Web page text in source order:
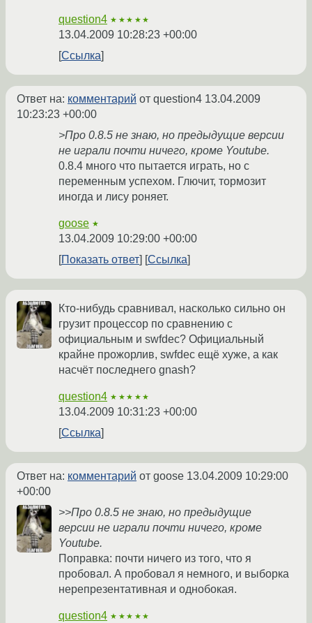
question4 ★★★★★
13.04.2009 10:28:23 +00:00
Ссылка
Ответ на: комментарий от question4 13.04.2009
10:23:23 +00:00
>Про 0.8.5 не знаю, но предыдущие версии
не играли почти ничего, кроме Youtube.
0.8.4 много что пытается играть, но с
переменным успехом. Глючит, тормозит
иногда и лису роняет.
goose ★
13.04.2009 10:29:00 +00:00
Показать ответ
Ссылка
Кто-нибудь сравнивал, насколько сильно он
грузит процессор по сравнению с
официальным и swfdec? Официальный
крайне прожорлив, swfdec ещё хуже, а как
насчёт последнего gnash?
question4 ★★★★★
13.04.2009 10:31:23 +00:00
Ссылка
Ответ на: комментарий от goose 13.04.2009 10:29:00
+00:00
>>Про 0.8.5 не знаю, но предыдущие
версии не играли почти ничего, кроме
Youtube.
Поправка: почти ничего из того, что я
пробовал. А пробовал я немного, и выборка
нерепрезентативная и однобокая.
question4 ★★★★★